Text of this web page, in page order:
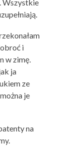
Wszystkie
i
w zimę.
ja
ze
je
na